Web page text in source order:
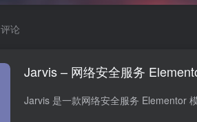
评论
Jarvis – 网络安全服务